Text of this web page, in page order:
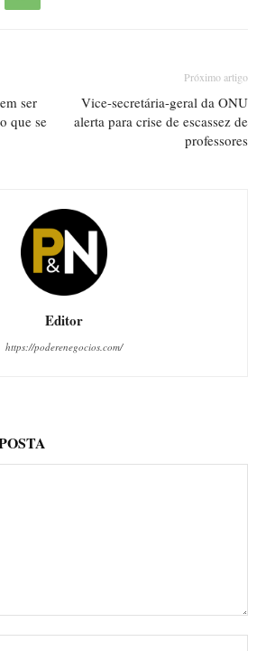
ser
que se
Próximo artigo
Vice-secretária-geral da ONU
alerta para crise de escassez de
professores
Editor
https://poderenegocios.com/